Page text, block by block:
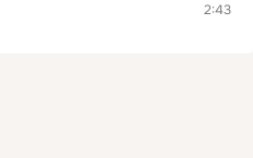
2:43